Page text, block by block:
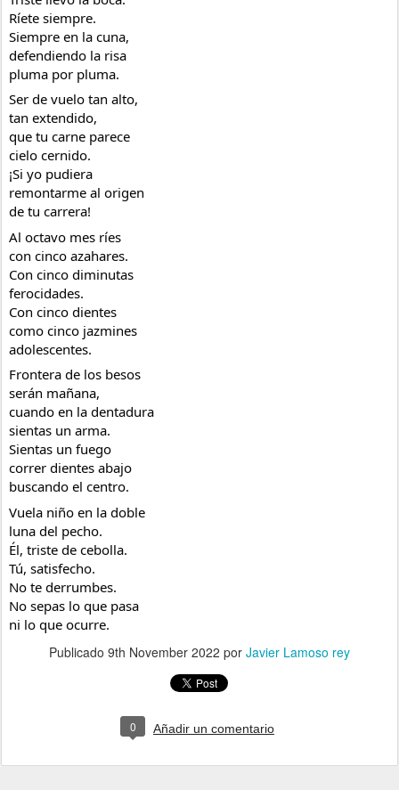
Ríete siempre.
Siempre en la cuna,
defendiendo la risa
pluma por pluma.
Ser de vuelo tan alto,
tan extendido,
que tu carne parece
cielo cernido.
¡Si yo pudiera
remontarme al origen
de tu carrera!
Al octavo mes ríes
con cinco azahares.
Con cinco diminutas
ferocidades.
Con cinco dientes
como cinco jazmines
adolescentes.
Frontera de los besos
serán mañana,
cuando en la dentadura
sientas un arma.
Sientas un fuego
correr dientes abajo
buscando el centro.
Vuela niño en la doble
luna del pecho.
Él, triste de cebolla.
Tú, satisfecho.
No te derrumbes.
No sepas lo que pasa
ni lo que ocurre.
Publicado 9th November 2022 por Javier Lamoso rey
0 Añadir un comentario